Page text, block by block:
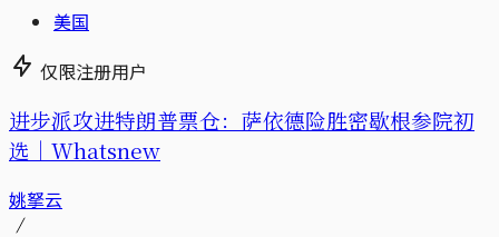
美国
仅限注册用户
进步派攻进特朗普票仓：萨依德险胜密歇根参院初
选｜Whatsnew
姚拏云